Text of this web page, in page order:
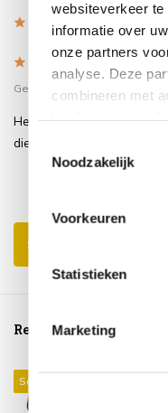
websiteverkeer
informatie over
onze partners
analyse. Deze
combineren met
Noodzakelijk
Voorkeuren
Statistieken
Marketing
4.5
Gepost door: Adinda op 17
Heerlijk voetenbankje die
dienblad er op ook fijn is als
Schrijf je eigen review
Reeds bekeken
Sale 24%